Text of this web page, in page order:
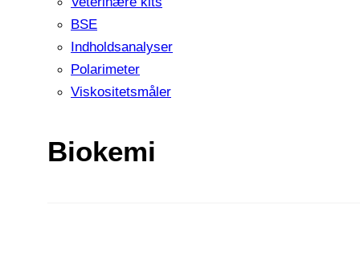
BSE
Indholdsanalyser
Polarimeter
Viskositetsmåler
Biokemi